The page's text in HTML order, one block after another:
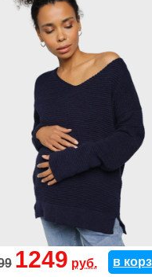
1249 руб. в